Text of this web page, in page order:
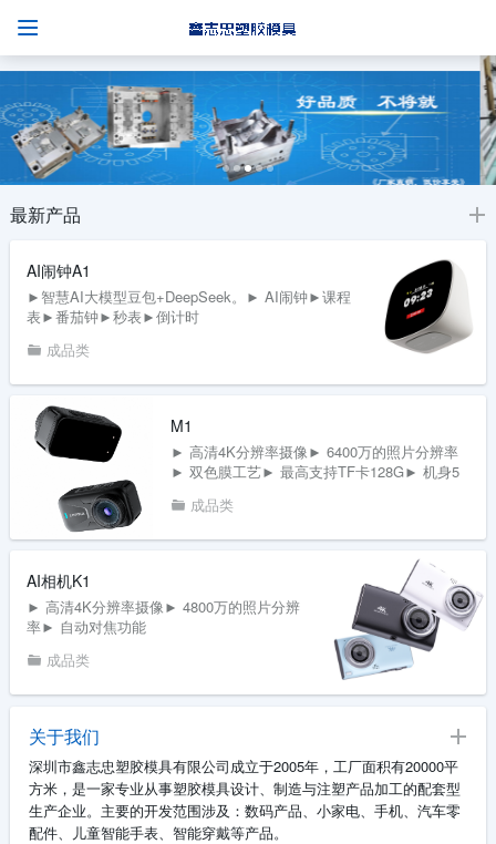
最新产品
AI闹钟A1
►智慧AI大模型豆包+DeepSeek。► AI闹钟►课程
表►番茄钟►秒表►倒计时
成品类
M1
► 高清4K分辨率摄像► 6400万的照片分辨率
► 双色膜工艺► 最高支持TF卡128G► 机身5
成品类
AI相机K1
► 高清4K分辨率摄像► 4800万的照片分辨
率► 自动对焦功能
成品类
关于我们
深圳市鑫志忠塑胶模具有限公司成立于2005年，工厂面积有20000平
方米，是一家专业从事塑胶模具设计、制造与注塑产品加工的配套型
生产企业。主要的开发范围涉及：数码产品、小家电、手机、汽车零
配件、儿童智能手表、智能穿戴等产品。